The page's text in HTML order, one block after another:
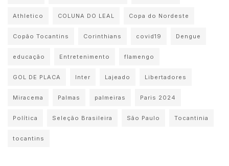
Athletico COLUNA DO LEAL Copa do Nordeste
Copão Tocantins Corinthians covid19 Dengue
educação Entretenimento flamengo
GOL DE PLACA Inter Lajeado Libertadores
Miracema Palmas palmeiras Paris 2024
Política Seleção Brasileira São Paulo Tocantinia
tocantins